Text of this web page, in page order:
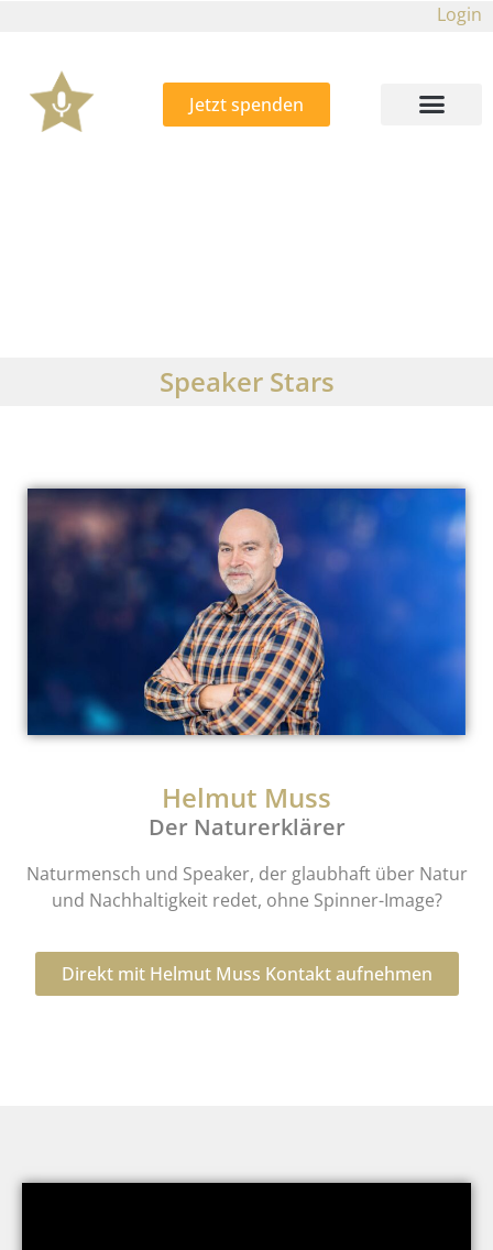
Login
Jetzt spenden
Speaker Stars
Helmut Muss
Der Naturerklärer
Naturmensch und Speaker, der glaubhaft über Natur
und Nachhaltigkeit redet, ohne Spinner-Image?
Direkt mit Helmut Muss Kontakt aufnehmen